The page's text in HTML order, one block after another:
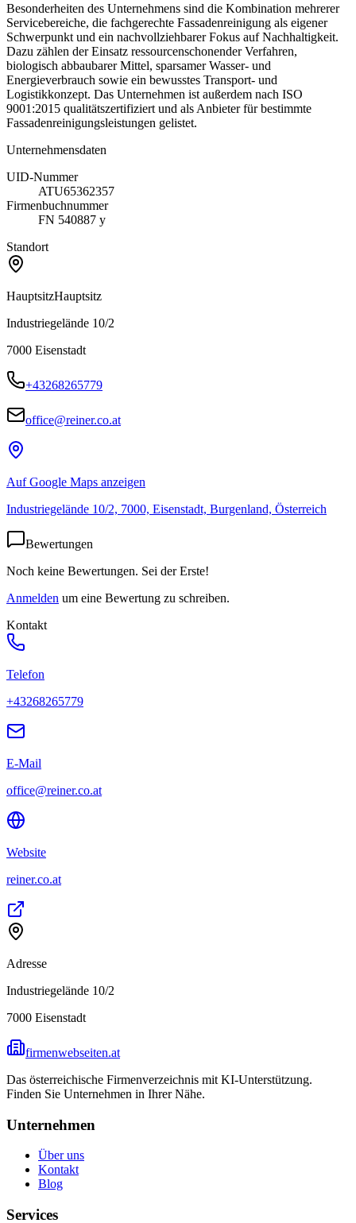
Besonderheiten des Unternehmens sind die Kombination mehrerer
Servicebereiche, die fachgerechte Fassadenreinigung als eigener
Schwerpunkt und ein nachvollziehbarer Fokus auf Nachhaltigkeit.
Dazu zählen der Einsatz ressourcenschonender Verfahren,
biologisch abbaubarer Mittel, sparsamer Wasser- und
Energieverbrauch sowie ein bewusstes Transport- und
Logistikkonzept. Das Unternehmen ist außerdem nach ISO
9001:2015 qualitätszertifiziert und als Anbieter für bestimmte
Fassadenreinigungsleistungen gelistet.
Unternehmensdaten
UID-Nummer
ATU65362357
Firmenbuchnummer
FN 540887 y
Standort
HauptsitzHauptsitz
Industriegelände 10/2
7000 Eisenstadt
+43268265779
office@reiner.co.at
Auf Google Maps anzeigen
Industriegelände 10/2, 7000, Eisenstadt, Burgenland, Österreich
Bewertungen
Noch keine Bewertungen. Sei der Erste!
Anmelden um eine Bewertung zu schreiben.
Kontakt
Telefon
+43268265779
E-Mail
office@reiner.co.at
Website
reiner.co.at
Adresse
Industriegelände 10/2
7000 Eisenstadt
firmenwebseiten.at
Das österreichische Firmenverzeichnis mit KI-Unterstützung.
Finden Sie Unternehmen in Ihrer Nähe.
Unternehmen
Über uns
Kontakt
Blog
Services